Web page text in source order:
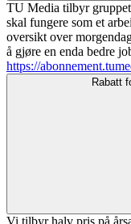
TU Media tilbyr
skal fungere som et
oversikt over
å gjøre en enda bedre
https://
Rabatt